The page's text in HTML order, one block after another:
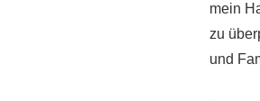
mein
zu
und